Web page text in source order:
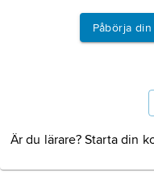
Påbörja
Är du lärare? Starta din